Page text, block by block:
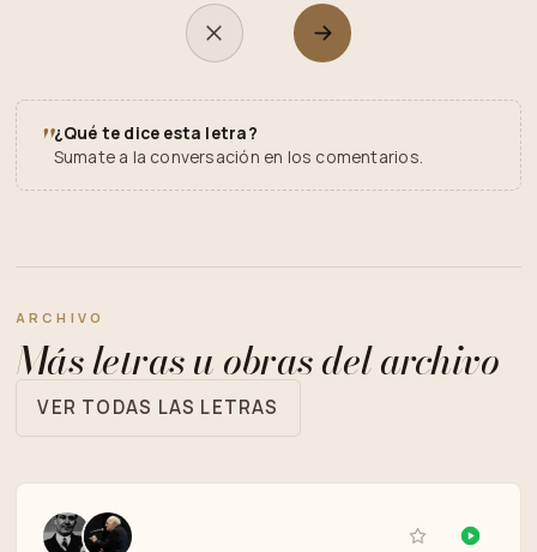
"¿Qué te dice esta letra?
Sumate a la conversación en los comentarios.
ARCHIVO
Más letras u obras del archivo
VER TODAS LAS LETRAS